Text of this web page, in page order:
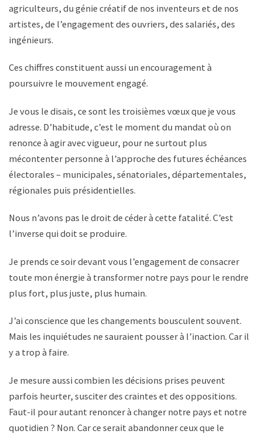
agriculteurs, du génie créatif de nos inventeurs et de nos
artistes, de l’engagement des ouvriers, des salariés, des
ingénieurs.
Ces chiffres constituent aussi un encouragement à
poursuivre le mouvement engagé.
Je vous le disais, ce sont les troisièmes vœux que je vous
adresse. D’habitude, c’est le moment du mandat où on
renonce à agir avec vigueur, pour ne surtout plus
mécontenter personne à l’approche des futures échéances
électorales – municipales, sénatoriales, départementales,
régionales puis présidentielles.
Nous n’avons pas le droit de céder à cette fatalité. C’est
l’inverse qui doit se produire.
Je prends ce soir devant vous l’engagement de consacrer
toute mon énergie à transformer notre pays pour le rendre
plus fort, plus juste, plus humain.
J’ai conscience que les changements bousculent souvent.
Mais les inquiétudes ne sauraient pousser à l’inaction. Car il
y a trop à faire.
Je mesure aussi combien les décisions prises peuvent
parfois heurter, susciter des craintes et des oppositions.
Faut-il pour autant renoncer à changer notre pays et notre
quotidien ? Non. Car ce serait abandonner ceux que le